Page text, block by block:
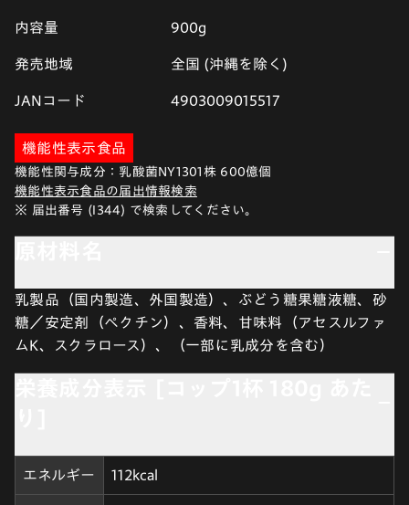
内容量 900g
発売地域 全国 (沖縄を除く)
JANコード 4903009015517
機能性表示食品
機能性関与成分：乳酸菌NY1301株 600億個
機能性表示食品の届出情報検索
※ 届出番号 (I344) で検索してください。
乳製品（国内製造、外国製造）、ぶどう糖果糖液糖、砂
糖／安定剤（ペクチン）、香料、甘味料（アセスルファ
ムK、スクラロース）、（一部に乳成分を含む）
エネルギー 112kcal